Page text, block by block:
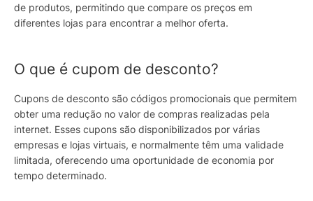
de produtos, permitindo que compare os preços em
diferentes lojas para encontrar a melhor oferta.
O que é cupom de desconto?
Cupons de desconto são códigos promocionais que permitem
obter uma redução no valor de compras realizadas pela
internet. Esses cupons são disponibilizados por várias
empresas e lojas virtuais, e normalmente têm uma validade
limitada, oferecendo uma oportunidade de economia por
tempo determinado.